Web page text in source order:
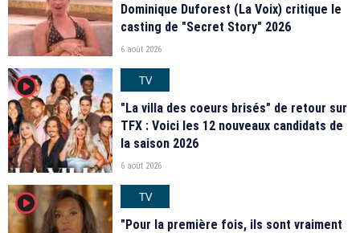
Dominique Duforest (La Voix) critique le
casting de "Secret Story" 2026
6 août 2026
player2
TV
"La villa des coeurs brisés" de retour sur
TFX : Voici les 12 nouveaux candidats de
la saison 2026
6 août 2026
player2
TV
"Pour la première fois, ils sont vraiment